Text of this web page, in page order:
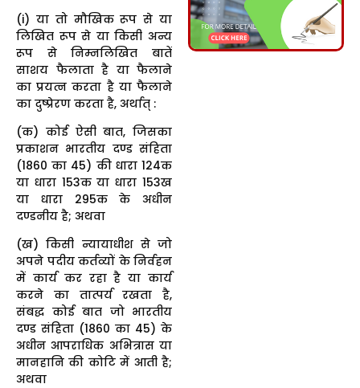
(i) या तो मौखिक रूप से या
लिखित रूप से या किसी अन्य
रूप से निम्नलिखित बातें
साशय फैलाता है या फैलाने
का प्रयत्न करता है या फैलाने
का दुष्प्रेरण करता है, अर्थात् :
(क) कोई ऐसी बात, जिसका
प्रकाशन भारतीय दण्ड संहिता
(1860 का 45) की धारा 124क
या धारा 153क या धारा 153ख
या धारा 295क के अधीन
दण्डनीय है; अथवा
(ख) किसी न्यायाधीश से जो
अपने पदीय कर्तव्यों के निर्वहन
में कार्य कर रहा है या कार्य
करने का तात्पर्य रखता है,
संबद्ध कोई बात जो भारतीय
दण्ड संहिता (1860 का 45) के
अधीन आपराधिक अभित्रास या
मानहानि की कोटि में आती है;
अथवा